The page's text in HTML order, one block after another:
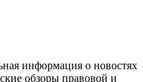
информация о новостях
обзоры правовой и